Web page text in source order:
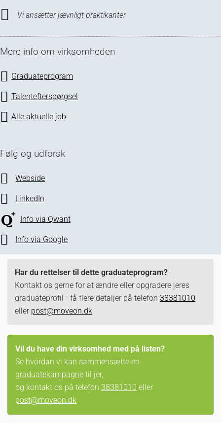
Vi ansætter jævnligt praktikanter
Mere info om virksomheden
Graduateprogram
Talentefterspørgsel
Alle aktuelle job
Følg og udforsk
Webside
LinkedIn
Info via Qwant
Info via Google
Har du rettelser til dette graduateprogram?
Kontakt os gerne for at ændre eller opgradere jeres
graduateprofil - få flere detaljer på telefon 38381010
eller post@moveon.dk
Vil du have din virksomhed med på listen?
Se hvordan vi kan sammensætte en
graduatekampagne til jer,
og kontakt os på telefon 38381010 eller
post@moveon.dk